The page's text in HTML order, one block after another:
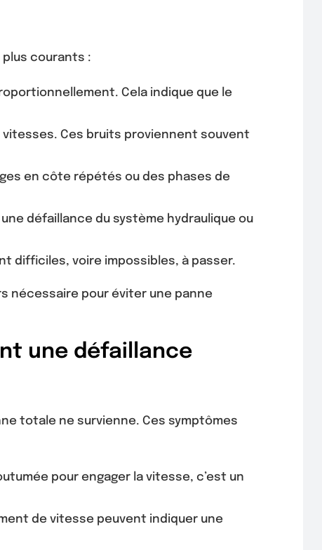
plus courants :
Cela indique que le
Ces bruits proviennent souvent
en côte répétés ou des phases de
défaillance du système hydraulique ou
difficiles, voire impossibles, à passer.
nécessaire pour éviter une panne
une défaillance
totale ne survienne. Ces symptômes
pour engager la vitesse, c’est un
de vitesse peuvent indiquer une